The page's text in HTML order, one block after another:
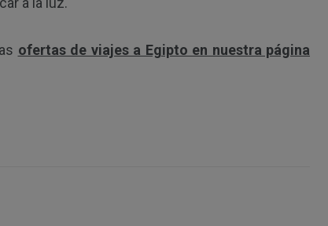
ofertas de viajes a Egipto en nuestra página